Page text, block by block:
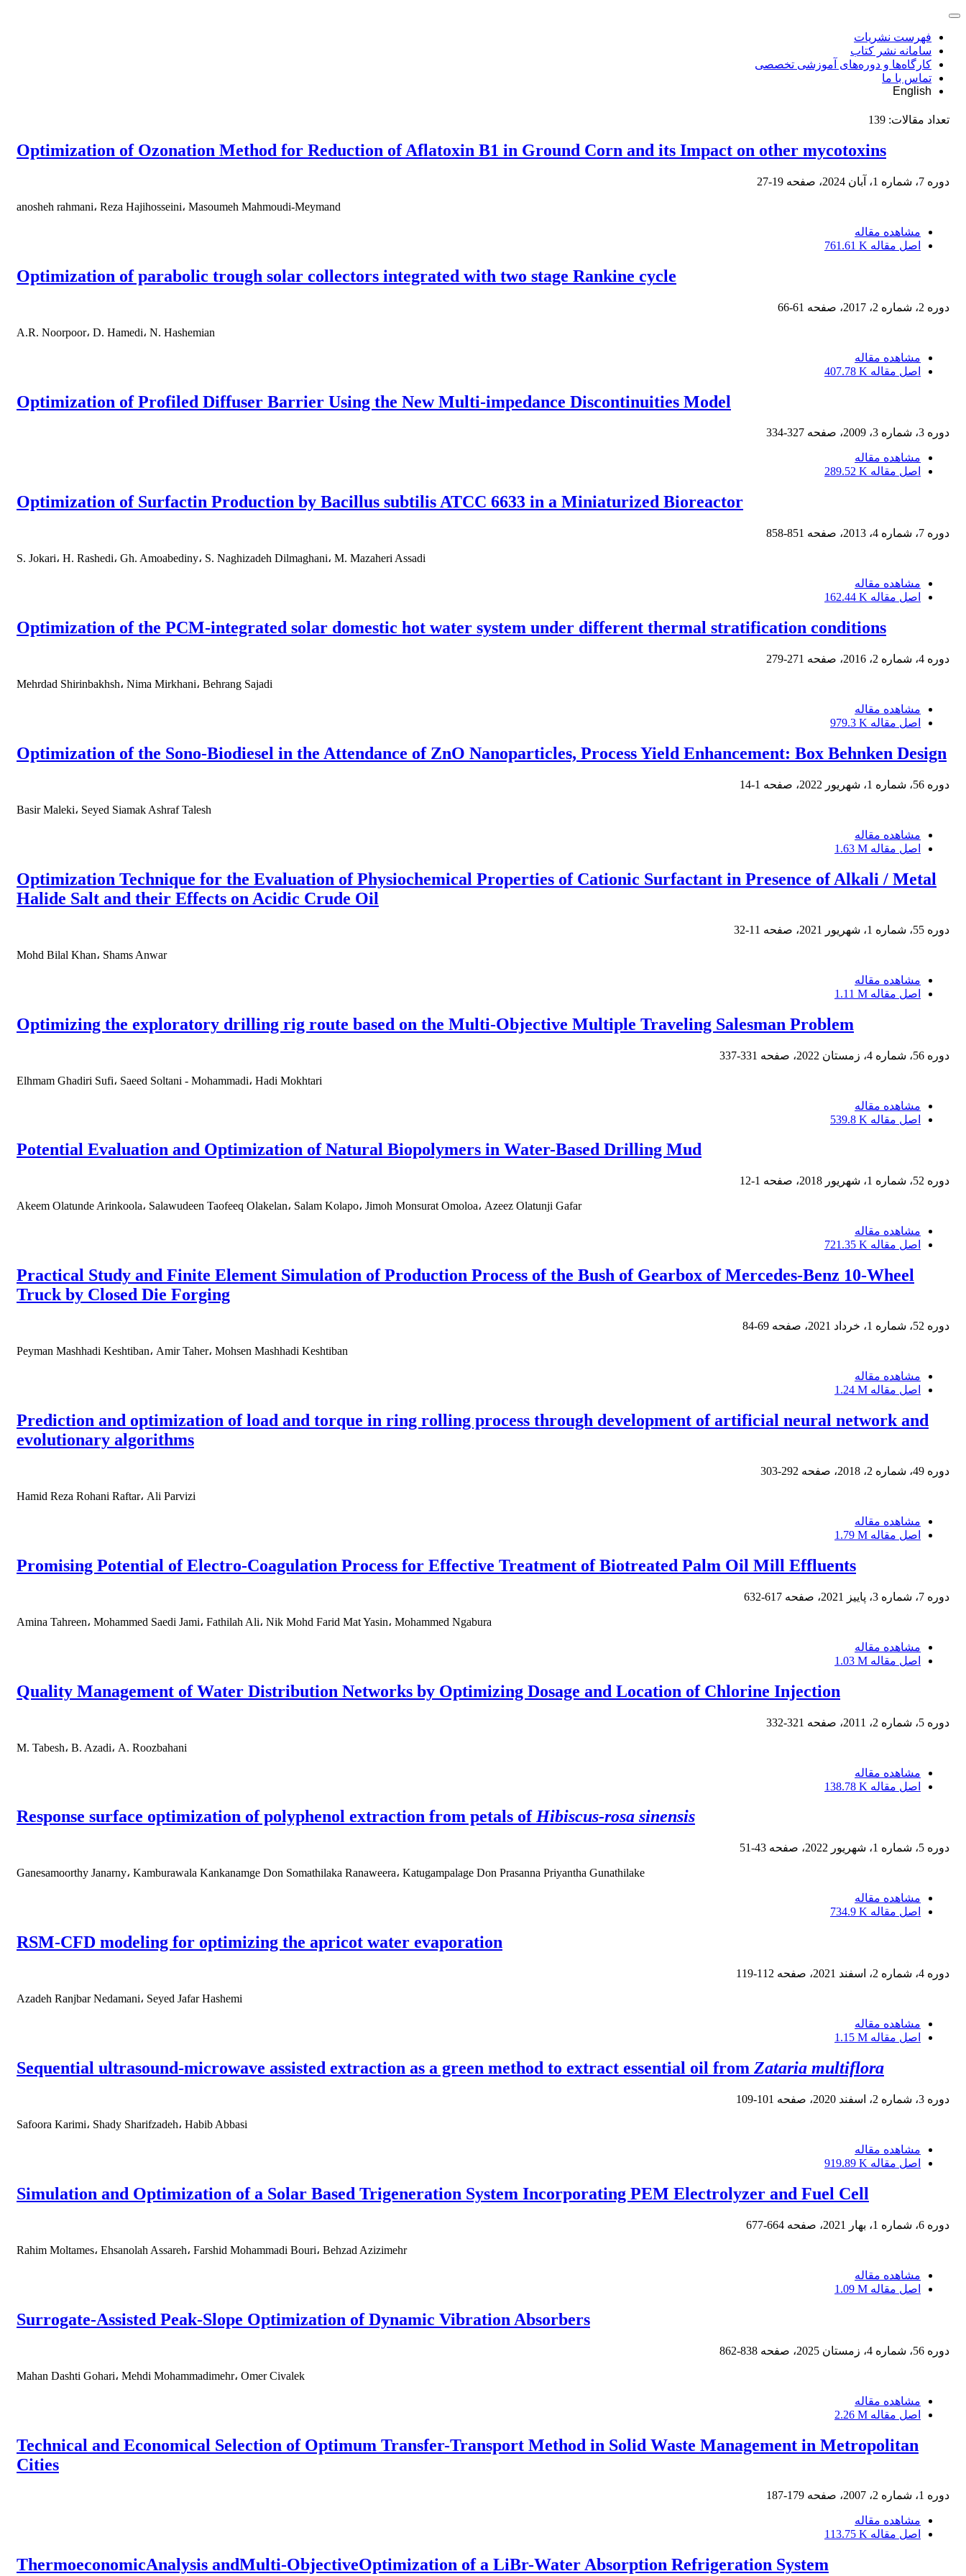
فهرست نشریات
سامانه نشر کتاب
کارگاه‌ها و دوره‌های آموزشی تخصصی
تماس با ما
English
تعداد مقالات: 139
Optimization of Ozonation Method for Reduction of Aflatoxin B1 in Ground Corn and its Impact on other mycotoxins
دوره 7، شماره 1، آبان 2024، صفحه 19-27
anosheh rahmani، Reza Hajihosseini، Masoumeh Mahmoudi-Meymand
مشاهده مقاله
اصل مقاله 761.61 K
Optimization of parabolic trough solar collectors integrated with two stage Rankine cycle
دوره 2، شماره 2، 2017، صفحه 61-66
A.R. Noorpoor، D. Hamedi، N. Hashemian
مشاهده مقاله
اصل مقاله 407.78 K
Optimization of Profiled Diffuser Barrier Using the New Multi-impedance Discontinuities Model
دوره 3، شماره 3، 2009، صفحه 327-334
مشاهده مقاله
اصل مقاله 289.52 K
Optimization of Surfactin Production by Bacillus subtilis ATCC 6633 in a Miniaturized Bioreactor
دوره 7، شماره 4، 2013، صفحه 851-858
S. Jokari، H. Rashedi، Gh. Amoabediny، S. Naghizadeh Dilmaghani، M. Mazaheri Assadi
مشاهده مقاله
اصل مقاله 162.44 K
Optimization of the PCM-integrated solar domestic hot water system under different thermal stratification conditions
دوره 4، شماره 2، 2016، صفحه 271-279
Mehrdad Shirinbakhsh، Nima Mirkhani، Behrang Sajadi
مشاهده مقاله
اصل مقاله 979.3 K
Optimization of the Sono-Biodiesel in the Attendance of ZnO Nanoparticles, Process Yield Enhancement: Box Behnken Design
دوره 56، شماره 1، شهریور 2022، صفحه 1-14
Basir Maleki، Seyed Siamak Ashraf Talesh
مشاهده مقاله
اصل مقاله 1.63 M
Optimization Technique for the Evaluation of Physiochemical Properties of Cationic Surfactant in Presence of Alkali / Metal
Halide Salt and their Effects on Acidic Crude Oil
دوره 55، شماره 1، شهریور 2021، صفحه 11-32
Mohd Bilal Khan، Shams Anwar
مشاهده مقاله
اصل مقاله 1.11 M
Optimizing the exploratory drilling rig route based on the Multi-Objective Multiple Traveling Salesman Problem
دوره 56، شماره 4، زمستان 2022، صفحه 331-337
Elhmam Ghadiri Sufi، Saeed Soltani - Mohammadi، Hadi Mokhtari
مشاهده مقاله
اصل مقاله 539.8 K
Potential Evaluation and Optimization of Natural Biopolymers in Water-Based Drilling Mud
دوره 52، شماره 1، شهریور 2018، صفحه 1-12
Akeem Olatunde Arinkoola، Salawudeen Taofeeq Olakelan، Salam Kolapo، Jimoh Monsurat Omoloa، Azeez Olatunji Gafar
مشاهده مقاله
اصل مقاله 721.35 K
Practical Study and Finite Element Simulation of Production Process of the Bush of Gearbox of Mercedes-Benz 10-Wheel
Truck by Closed Die Forging
دوره 52، شماره 1، خرداد 2021، صفحه 69-84
Peyman Mashhadi Keshtiban، Amir Taher، Mohsen Mashhadi Keshtiban
مشاهده مقاله
اصل مقاله 1.24 M
Prediction and optimization of load and torque in ring rolling process through development of artificial neural network and
evolutionary algorithms
دوره 49، شماره 2، 2018، صفحه 292-303
Hamid Reza Rohani Raftar، Ali Parvizi
مشاهده مقاله
اصل مقاله 1.79 M
Promising Potential of Electro-Coagulation Process for Effective Treatment of Biotreated Palm Oil Mill Effluents
دوره 7، شماره 3، پاییز 2021، صفحه 617-632
Amina Tahreen، Mohammed Saedi Jami، Fathilah Ali، Nik Mohd Farid Mat Yasin، Mohammed Ngabura
مشاهده مقاله
اصل مقاله 1.03 M
Quality Management of Water Distribution Networks by Optimizing Dosage and Location of Chlorine Injection
دوره 5، شماره 2، 2011، صفحه 321-332
M. Tabesh، B. Azadi، A. Roozbahani
مشاهده مقاله
اصل مقاله 138.78 K
Response surface optimization of polyphenol extraction from petals ofHibiscus-rosa sinensis
دوره 5، شماره 1، شهریور 2022، صفحه 43-51
Ganesamoorthy Janarny، Kamburawala Kankanamge Don Somathilaka Ranaweera، Katugampalage Don Prasanna Priyantha Gunathilake
مشاهده مقاله
اصل مقاله 734.9 K
RSM-CFD modeling for optimizing the apricot water evaporation
دوره 4، شماره 2، اسفند 2021، صفحه 112-119
Azadeh Ranjbar Nedamani، Seyed Jafar Hashemi
مشاهده مقاله
اصل مقاله 1.15 M
Sequential ultrasound-microwave assisted extraction as a green method to extract essential oil from Zataria multiflora
دوره 3، شماره 2، اسفند 2020، صفحه 101-109
Safoora Karimi، Shady Sharifzadeh، Habib Abbasi
مشاهده مقاله
اصل مقاله 919.89 K
Simulation and Optimization of a Solar Based Trigeneration System Incorporating PEM Electrolyzer and Fuel Cell
دوره 6، شماره 1، بهار 2021، صفحه 664-677
Rahim Moltames، Ehsanolah Assareh، Farshid Mohammadi Bouri، Behzad Azizimehr
مشاهده مقاله
اصل مقاله 1.09 M
Surrogate-Assisted Peak-Slope Optimization of Dynamic Vibration Absorbers
دوره 56، شماره 4، زمستان 2025، صفحه 838-862
Mahan Dashti Gohari، Mehdi Mohammadimehr، Omer Civalek
مشاهده مقاله
اصل مقاله 2.26 M
Technical and Economical Selection of Optimum Transfer-Transport Method in Solid Waste Management in Metropolitan
Cities
دوره 1، شماره 2، 2007، صفحه 179-187
مشاهده مقاله
اصل مقاله 113.75 K
ThermoeconomicAnalysis andMulti-ObjectiveOptimization of a LiBr-Water Absorption Refrigeration System